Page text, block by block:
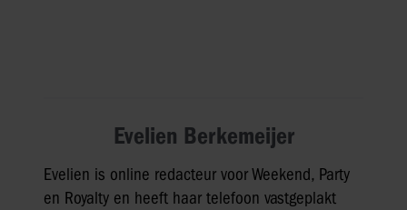
Evelien Berkemeijer
Evelien is online redacteur voor Weekend, Party
en Royalty en heeft haar telefoon vastgeplakt